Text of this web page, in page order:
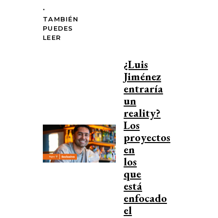
.
TAMBIÉN
PUEDES
LEER
¿Luis
Jiménez
entraría
un
reality?
Los
proyectos
en
los
que
está
enfocado
el